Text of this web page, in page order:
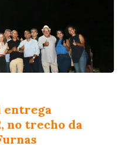
entrega
no trecho da